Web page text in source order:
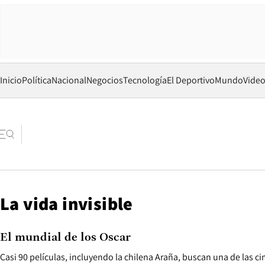
InicioPolíticaNacionalNegociosTecnologíaEl DeportivoMundo
La vida invisible
Casi 90 películas, incluyendo la chilena Araña, buscan una de las
El mundial de los Oscar